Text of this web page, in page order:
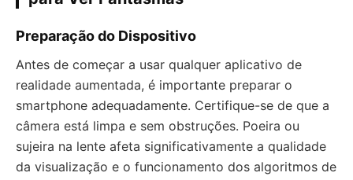
Preparação do Dispositivo
Antes de começar a usar qualquer aplicativo de
realidade aumentada, é importante preparar o
smartphone adequadamente. Certifique-se de que a
câmera está limpa e sem obstruções. Poeira ou
sujeira na lente afeta significativamente a qualidade
da visualização e o funcionamento dos algoritmos de